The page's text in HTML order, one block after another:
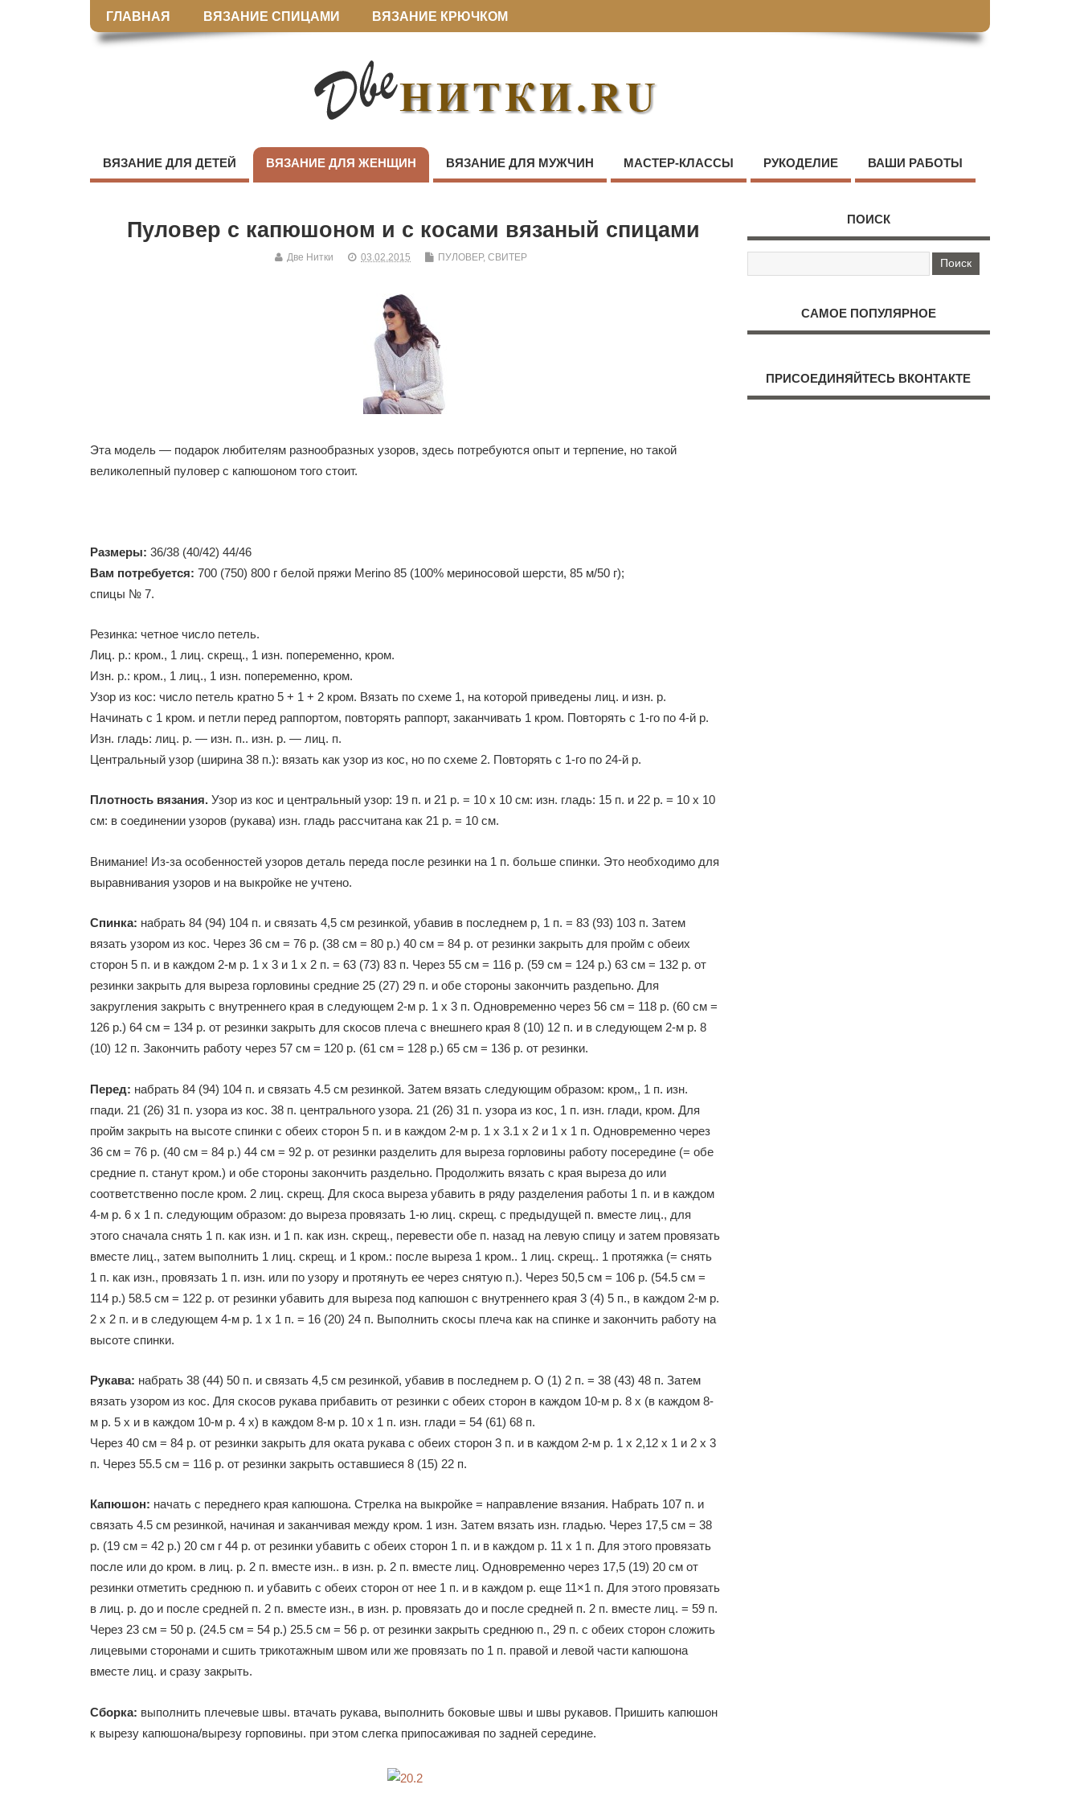
ГЛАВНАЯ ВЯЗАНИЕ СПИЦАМИ ВЯЗАНИЕ КРЮЧКОМ
ВЯЗАНИЕ ДЛЯ ДЕТЕЙ ВЯЗАНИЕ ДЛЯ ЖЕНЩИН ВЯЗАНИЕ ДЛЯ МУЖЧИН МАСТЕР-КЛАССЫ РУКОДЕЛИЕ ВАШИ РАБОТЫ
Пуловер с капюшоном и с косами вязаный спицами
Две Нитки 03.02.2015 ПУЛОВЕР, СВИТЕР
Эта модель — подарок любителям разнообразных узоров, здесь потребуются опыт и терпение, но такой
великолепный пуловер с капюшоном того стоит.
Размеры: 36/38 (40/42) 44/46
Вам потребуется: 700 (750) 800 г белой пряжи Merino 85 (100% мериносовой шерсти, 85 м/50 г);
спицы № 7.
Резинка: четное число петель.
Лиц. р.: кром., 1 лиц. скрещ., 1 изн. попеременно, кром.
Изн. р.: кром., 1 лиц., 1 изн. попеременно, кром.
Узор из кос: число петель кратно 5 + 1 + 2 кром. Вязать по схеме 1, на которой приведены лиц. и изн. р.
Начинать с 1 кром. и петли перед раппортом, повторять раппорт, заканчивать 1 кром. Повторять с 1-го по 4-й р.
Изн. гладь: лиц. р. — изн. п.. изн. р. — лиц. п.
Центральный узор (ширина 38 п.): вязать как узор из кос, но по схеме 2. Повторять с 1-го по 24-й р.
Плотность вязания. Узор из кос и центральный узор: 19 п. и 21 р. = 10 х 10 см: изн. гладь: 15 п. и 22 р. = 10 х 10
см: в соединении узоров (рукава) изн. гладь рассчитана как 21 р. = 10 см.
Внимание! Из-за особенностей узоров деталь переда после резинки на 1 п. больше спинки. Это необходимо для
выравнивания узоров и на выкройке не учтено.
Спинка: набрать 84 (94) 104 п. и связать 4,5 см резинкой, убавив в последнем р, 1 п. = 83 (93) 103 п. Затем
вязать узором из кос. Через 36 см = 76 р. (38 см = 80 р.) 40 см = 84 р. от резинки закрыть для пройм с обеих
сторон 5 п. и в каждом 2-м р. 1 х 3 и 1 х 2 п. = 63 (73) 83 п. Через 55 см = 116 р. (59 см = 124 р.) 63 см = 132 р. от
резинки закрыть для выреза горловины средние 25 (27) 29 п. и обе стороны закончить раздепьно. Для
закругления закрыть с внутреннего края в следующем 2-м р. 1 х 3 п. Одновременно через 56 см = 118 р. (60 см =
126 р.) 64 см = 134 р. от резинки закрыть для скосов плеча с внешнего края 8 (10) 12 п. и в следующем 2-м р. 8
(10) 12 п. Закончить работу через 57 см = 120 р. (61 см = 128 р.) 65 см = 136 р. от резинки.
Перед: набрать 84 (94) 104 п. и связать 4.5 см резинкой. Затем вязать следующим образом: кром,, 1 п. изн.
гпади. 21 (26) 31 п. узора из кос. 38 п. центрального узора. 21 (26) 31 п. узора из кос, 1 п. изн. глади, кром. Для
пройм закрыть на высоте спинки с обеих сторон 5 п. и в каждом 2-м р. 1 х 3.1 х 2 и 1 х 1 п. Одновременно через
36 см = 76 р. (40 см = 84 р.) 44 см = 92 р. от резинки разделить для выреза горловины работу посередине (= обе
средние п. станут кром.) и обе стороны закончить раздельно. Продолжить вязать с края выреза до или
соответственно после кром. 2 лиц. скрещ. Для скоса выреза убавить в ряду разделения работы 1 п. и в каждом
4-м р. 6 х 1 п. следующим образом: до выреза провязать 1-ю лиц. скрещ. с предыдущей п. вместе лиц., для
этого сначала снять 1 п. как изн. и 1 п. как изн. скрещ., перевести обе п. назад на левую спицу и затем провязать
вместе лиц., затем выполнить 1 лиц. скрещ. и 1 кром.: после выреза 1 кром.. 1 лиц. скрещ.. 1 протяжка (= снять
1 п. как изн., провязать 1 п. изн. или по узору и протянуть ее через снятую п.). Через 50,5 см = 106 р. (54.5 см =
114 р.) 58.5 см = 122 р. от резинки убавить для выреза под капюшон с внутреннего края 3 (4) 5 п., в каждом 2-м р.
2 х 2 п. и в следующем 4-м р. 1 х 1 п. = 16 (20) 24 п. Выполнить скосы плеча как на спинке и закончить работу на
высоте спинки.
Рукава: набрать 38 (44) 50 п. и связать 4,5 см резинкой, убавив в последнем р. О (1) 2 п. = 38 (43) 48 п. Затем
вязать узором из кос. Для скосов рукава прибавить от резинки с обеих сторон в каждом 10-м р. 8 х (в каждом 8-
м р. 5 х и в каждом 10-м р. 4 х) в каждом 8-м р. 10 х 1 п. изн. глади = 54 (61) 68 п.
Через 40 см = 84 р. от резинки закрыть для оката рукава с обеих сторон 3 п. и в каждом 2-м р. 1 х 2,12 х 1 и 2 х 3
п. Через 55.5 см = 116 р. от резинки закрыть оставшиеся 8 (15) 22 п.
Капюшон: начать с переднего края капюшона. Стрелка на выкройке = направление вязания. Набрать 107 п. и
связать 4.5 см резинкой, начиная и заканчивая между кром. 1 изн. Затем вязать изн. гладью. Через 17,5 см = 38
р. (19 см = 42 р.) 20 см г 44 р. от резинки убавить с обеих сторон 1 п. и в каждом р. 11 х 1 п. Для этого провязать
после или до кром. в лиц. р. 2 п. вместе изн.. в изн. р. 2 п. вместе лиц. Одновременно через 17,5 (19) 20 см от
резинки отметить среднюю п. и убавить с обеих сторон от нее 1 п. и в каждом р. еще 11×1 п. Для этого провязать
в лиц. р. до и после средней п. 2 п. вместе изн., в изн. р. провязать до и после средней п. 2 п. вместе лиц. = 59 п.
Через 23 см = 50 р. (24.5 см = 54 р.) 25.5 см = 56 р. от резинки закрыть среднюю п., 29 п. с обеих сторон сложить
лицевыми сторонами и сшить трикотажным швом или же провязать по 1 п. правой и левой части капюшона
вместе лиц. и сразу закрыть.
Сборка: выполнить плечевые швы. втачать рукава, выполнить боковые швы и швы рукавов. Пришить капюшон
к вырезу капюшона/вырезу горповины. при этом слегка припосаживая по задней середине.
ПОИСК
САМОЕ ПОПУЛЯРНОЕ
ПРИСОЕДИНЯЙТЕСЬ ВКОНТАКТЕ